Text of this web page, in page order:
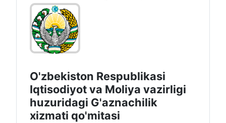
O'zbekiston Respublikasi
Iqtisodiyot vа Moliya vazirligi
huzuridagi G'aznachilik
xizmati qo'mitasi